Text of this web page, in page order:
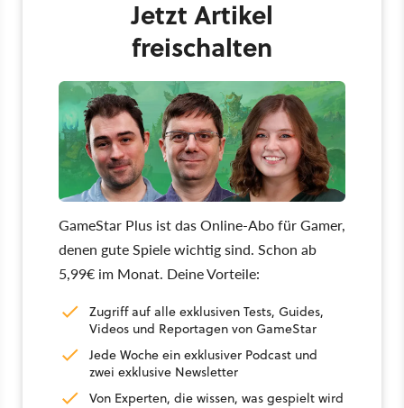
Jetzt Artikel
freischalten
GameStar Plus ist das Online-Abo für Gamer,
denen gute Spiele wichtig sind. Schon ab
5,99€ im Monat. Deine Vorteile:
Zugriff auf alle exklusiven Tests, Guides,
Videos und Reportagen von GameStar
Jede Woche ein exklusiver Podcast und
zwei exklusive Newsletter
Von Experten, die wissen, was gespielt wird